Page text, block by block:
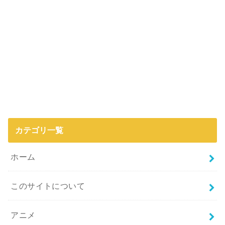
カテゴリ一覧
ホーム
このサイトについて
アニメ